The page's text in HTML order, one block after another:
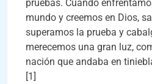
pruebas. Cuando
mundo y creemos en Dios,
superamos la prueba y
merecemos una gran luz,
nación que andaba en
[1]